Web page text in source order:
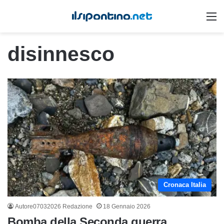
disinnesco
Cronaca Italia
Autore07032026 Redazione 18 Gennaio 2026